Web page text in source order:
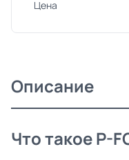
Цена
Описание
Что такое P-